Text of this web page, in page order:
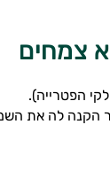
צמחים
הפטרייה).